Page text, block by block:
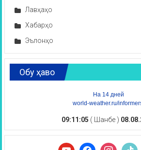
Лавҳаҳо
Хабарҳо
Эълонҳо
Обу ҳаво
На 14 дней
world-weather.ru/
09:11:05 ( Шанбе )